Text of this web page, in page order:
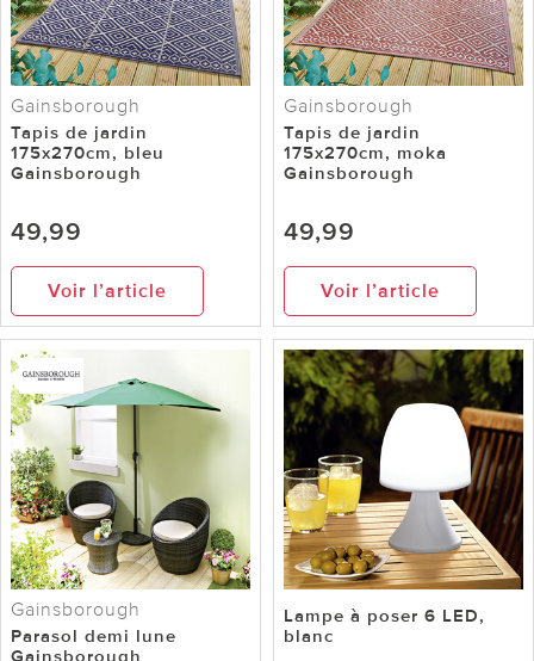
Gainsborough
Tapis de jardin
175x270cm, bleu
Gainsborough
49,99
Voir l’article
Gainsborough
Tapis de jardin
175x270cm, moka
Gainsborough
49,99
Voir l’article
Gainsborough
Parasol demi lune
Gainsborough
Lampe à poser 6 LED,
blanc